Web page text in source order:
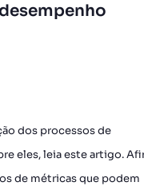
dos processos de
eles, leia este artigo.
de métricas que podem